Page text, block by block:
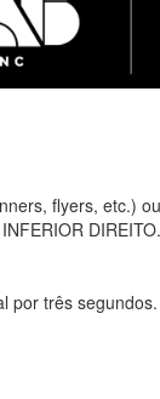
flyers, etc.) ou
DIREITO.
três